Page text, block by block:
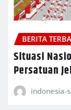
BERITA
Situasi
Persatuan
indonesia-